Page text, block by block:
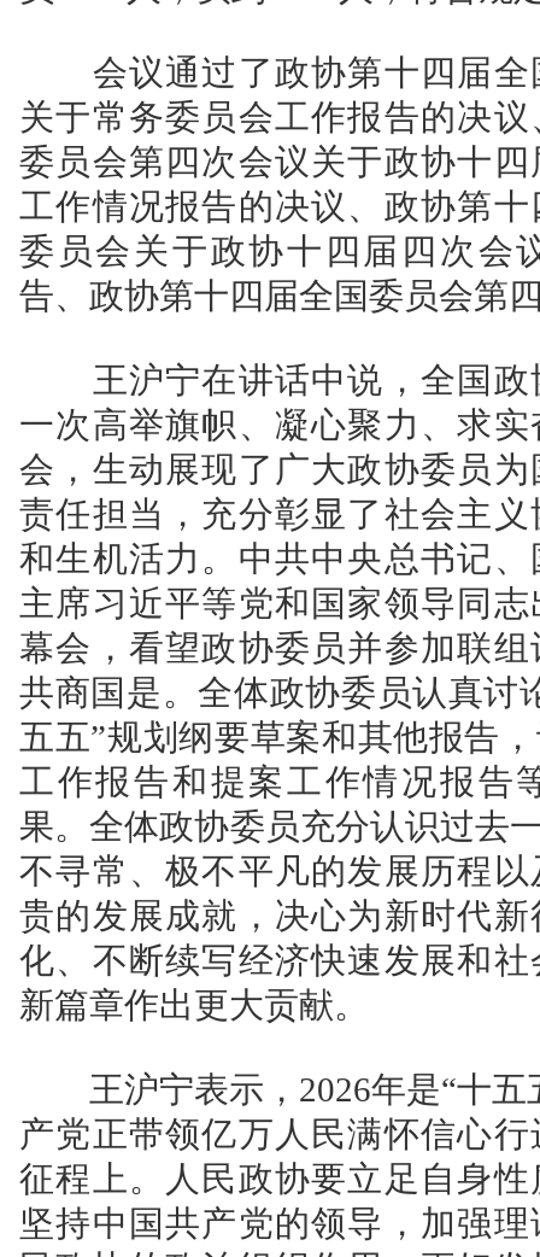
会议通过了政协第十四届全
关于常务委员会工作报告的决
委员会第四次会议关于政协十
工作情况报告的决议、政协第
委员会关于政协十四届四次会
告、政协第十四届全国委员会第
王沪宁在讲话中说，全国政
一次高举旗帜、凝心聚力、求
会，生动展现了广大政协委员
责任担当，充分彰显了社会主
和生机活力。中共中央总书记
主席习近平等党和国家领导同
幕会，看望政协委员并参加联
共商国是。全体政协委员认真讨
五五”规划纲要草案和其他报告
工作报告和提案工作情况报告
果。全体政协委员充分认识过去
不寻常、极不平凡的发展历程
贵的发展成就，决心为新时代
化、不断续写经济快速发展和
新篇章作出更大贡献。
王沪宁表示，2026年是“十五
产党正带领亿万人民满怀信心
征程上。人民政协要立足自身
坚持中国共产党的领导，加强